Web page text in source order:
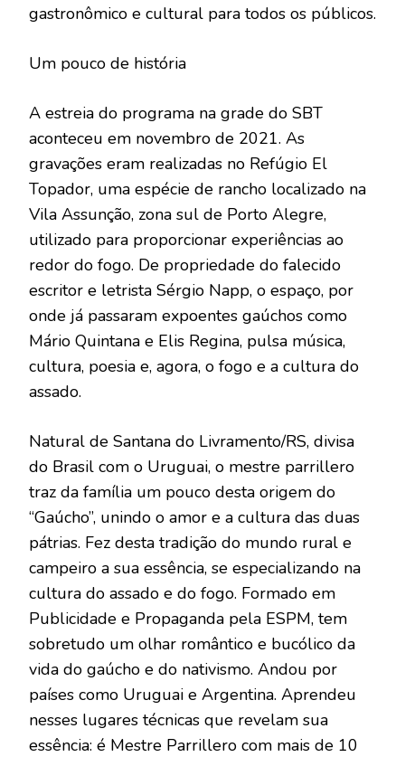
gastronômico e cultural para todos os públicos.
Um pouco de história
A estreia do programa na grade do SBT
aconteceu em novembro de 2021. As
gravações eram realizadas no Refúgio El
Topador, uma espécie de rancho localizado na
Vila Assunção, zona sul de Porto Alegre,
utilizado para proporcionar experiências ao
redor do fogo. De propriedade do falecido
escritor e letrista Sérgio Napp, o espaço, por
onde já passaram expoentes gaúchos como
Mário Quintana e Elis Regina, pulsa música,
cultura, poesia e, agora, o fogo e a cultura do
assado.
Natural de Santana do Livramento/RS, divisa
do Brasil com o Uruguai, o mestre parrillero
traz da família um pouco desta origem do
“Gaúcho”, unindo o amor e a cultura das duas
pátrias. Fez desta tradição do mundo rural e
campeiro a sua essência, se especializando na
cultura do assado e do fogo. Formado em
Publicidade e Propaganda pela ESPM, tem
sobretudo um olhar romântico e bucólico da
vida do gaúcho e do nativismo. Andou por
países como Uruguai e Argentina. Aprendeu
nesses lugares técnicas que revelam sua
essência: é Mestre Parrillero com mais de 10